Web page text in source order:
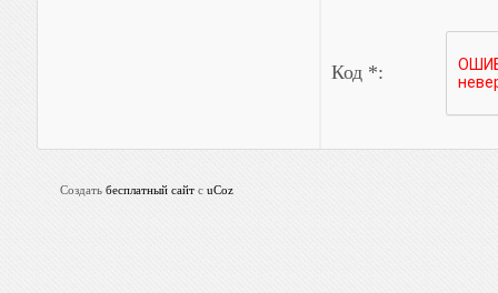
Код *:
Создать бесплатный сайт с uCoz